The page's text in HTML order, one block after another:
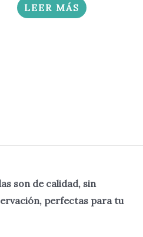
LEER MÁS
son de calidad, sin
perfectas para tu